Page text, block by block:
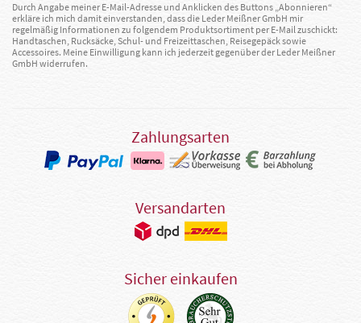
Durch Angabe meiner E-Mail-Adresse und Anklicken des Buttons „Abonnieren“
erkläre ich mich damit einverstanden, dass die Leder Meißner GmbH mir
regelmäßig Informationen zu folgendem Produktsortiment per E-Mail zuschickt:
Handtaschen, Rucksäcke, Schul- und Freizeittaschen, Reisegepäck sowie
Accessoires. Meine Einwilligung kann ich jederzeit gegenüber der Leder Meißner
GmbH widerrufen.
Zahlungsarten
Versandarten
Sicher einkaufen